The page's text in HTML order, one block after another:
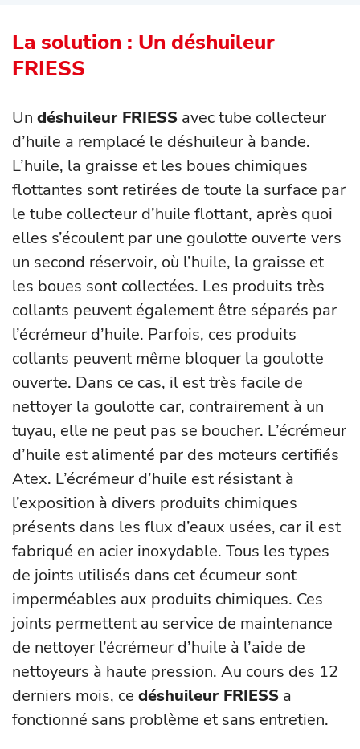
La solution : Un déshuileur
FRIESS
Un déshuileur FRIESS avec tube collecteur
d’huile a remplacé le déshuileur à bande.
L’huile, la graisse et les boues chimiques
flottantes sont retirées de toute la surface par
le tube collecteur d’huile flottant, après quoi
elles s’écoulent par une goulotte ouverte vers
un second réservoir, où l’huile, la graisse et
les boues sont collectées. Les produits très
collants peuvent également être séparés par
l’écrémeur d’huile. Parfois, ces produits
collants peuvent même bloquer la goulotte
ouverte. Dans ce cas, il est très facile de
nettoyer la goulotte car, contrairement à un
tuyau, elle ne peut pas se boucher. L’écrémeur
d’huile est alimenté par des moteurs certifiés
Atex. L’écrémeur d’huile est résistant à
l’exposition à divers produits chimiques
présents dans les flux d’eaux usées, car il est
fabriqué en acier inoxydable. Tous les types
de joints utilisés dans cet écumeur sont
imperméables aux produits chimiques. Ces
joints permettent au service de maintenance
de nettoyer l’écrémeur d’huile à l’aide de
nettoyeurs à haute pression. Au cours des 12
derniers mois, ce déshuileur FRIESS a
fonctionné sans problème et sans entretien.